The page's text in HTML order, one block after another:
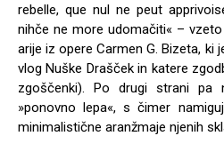
rebelle, que nul ne peut
nihče ne more udomačiti« –
arije iz opere Carmen G. Bizeta, ki
vlog Nuške Drašček in katere
zgoščenki). Po drugi strani pa
»ponovno lepa«, s čimer
minimalistične aranžmaje njenih